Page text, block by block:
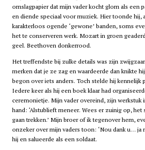
omslagpapier dat mijn vader kocht glom als een
en diende speciaal voor muziek. Hier toonde hij,
karakterloos ogende ‘gewone’ banden, soms
het te conserveren werk. Mozart in groen
geel. Beethoven donkerrood.
Het treffendste bij zulke details was zijn
merken dat je ze zag en waardeerde dan knikte
begon over iets anders. Toch stelde hij kennelijk
Iedere keer als hij een boek klaar had
ceremonietje. Mijn vader overeind, zijn werkstuk
hand: ‘Alstublieft meneer. Wees er zuinig op, het
gaan trekken.’ Mijn broer of ik tegenover hem,
onzeker over mijn vaders toon: ‘Nou dank u… ja
hij en salueerde als een soldaat.